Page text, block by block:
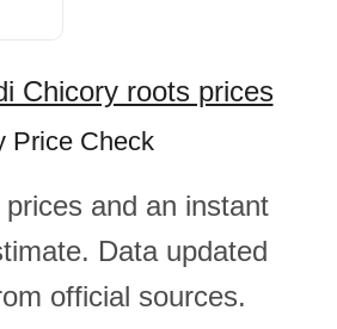
Chicory roots prices
Price Check
and an instant
Data updated
official sources.